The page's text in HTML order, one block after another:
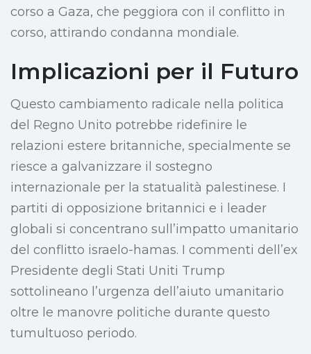
corso a Gaza, che peggiora con il conflitto in
corso, attirando condanna mondiale.
Implicazioni per il Futuro
Questo cambiamento radicale nella politica
del Regno Unito potrebbe ridefinire le
relazioni estere britanniche, specialmente se
riesce a galvanizzare il sostegno
internazionale per la statualità palestinese. I
partiti di opposizione britannici e i leader
globali si concentrano sull’impatto umanitario
del conflitto israelo-hamas. I commenti dell’ex
Presidente degli Stati Uniti Trump
sottolineano l’urgenza dell’aiuto umanitario
oltre le manovre politiche durante questo
tumultuoso periodo.